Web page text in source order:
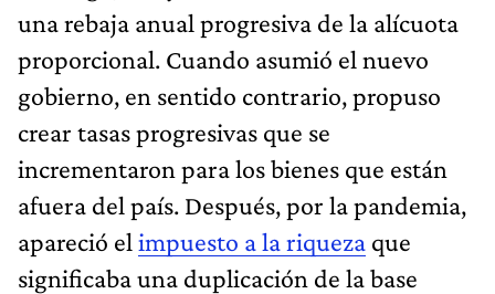
una rebaja anual progresiva de la alícuota
proporcional. Cuando asumió el nuevo
gobierno, en sentido contrario, propuso
crear tasas progresivas que se
incrementaron para los bienes que están
afuera del país. Después, por la pandemia,
apareció el impuesto a la riqueza que
significaba una duplicación de la base